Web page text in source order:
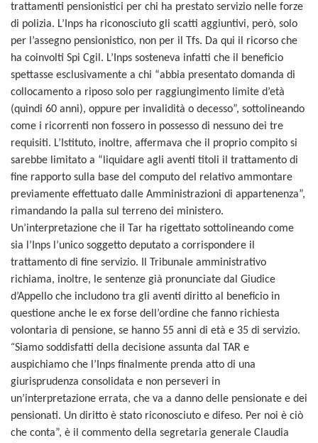
trattamenti pensionistici per chi ha prestato servizio nelle forze
di polizia. L’Inps ha riconosciuto gli scatti aggiuntivi, però, solo
per l’assegno pensionistico, non per il Tfs. Da qui il ricorso che
ha coinvolti Spi Cgil. L’Inps sosteneva infatti che il beneficio
spettasse esclusivamente a chi “abbia presentato domanda di
collocamento a riposo solo per raggiungimento limite d’età
(quindi 60 anni), oppure per invalidità o decesso”, sottolineando
come i ricorrenti non fossero in possesso di nessuno dei tre
requisiti. L’Istituto, inoltre, affermava che il proprio compito si
sarebbe limitato a “liquidare agli aventi titoli il trattamento di
fine rapporto sulla base del computo del relativo ammontare
previamente effettuato dalle Amministrazioni di appartenenza”,
rimandando la palla sul terreno dei ministero.
Un’interpretazione che il Tar ha rigettato sottolineando come
sia l’Inps l’unico soggetto deputato a corrispondere il
trattamento di fine servizio. Il Tribunale amministrativo
richiama, inoltre, le sentenze già pronunciate dal Giudice
d’Appello che includono tra gli aventi diritto al beneficio in
questione anche le ex forse dell’ordine che fanno richiesta
volontaria di pensione, se hanno 55 anni di età e 35 di servizio.
“Siamo soddisfatti della decisione assunta dal TAR e
auspichiamo che l’Inps finalmente prenda atto di una
giurisprudenza consolidata e non perseveri in
un’interpretazione errata, che va a danno delle pensionate e dei
pensionati. Un diritto è stato riconosciuto e difeso. Per noi è ciò
che conta”, è il commento della segretaria generale Claudia